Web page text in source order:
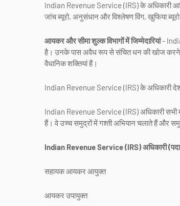
Indian Revenue Service (IRS) के अधिकारी
जांच ब्यूरो, अनुसंधान और विश्लेषण विंग, खुफिया
आयकर और सीमा शुल्क विभागों में जिम्मेदारियां-
है। उनके पास अवैध रूप से संचित धन की खोज करने
वैधानिक शक्तियां हैं।
Indian Revenue Service (IRS) के अधिकारी
Indian Revenue Service (IRS) अधिकारी सभी
हैं। वे उच्च समुद्रों में गश्ती अभियान चलाते हैं और
Indian Revenue Service (IRS) अधिकारी
सहायक आयकर आयुक्त
आयकर उपायुक्त